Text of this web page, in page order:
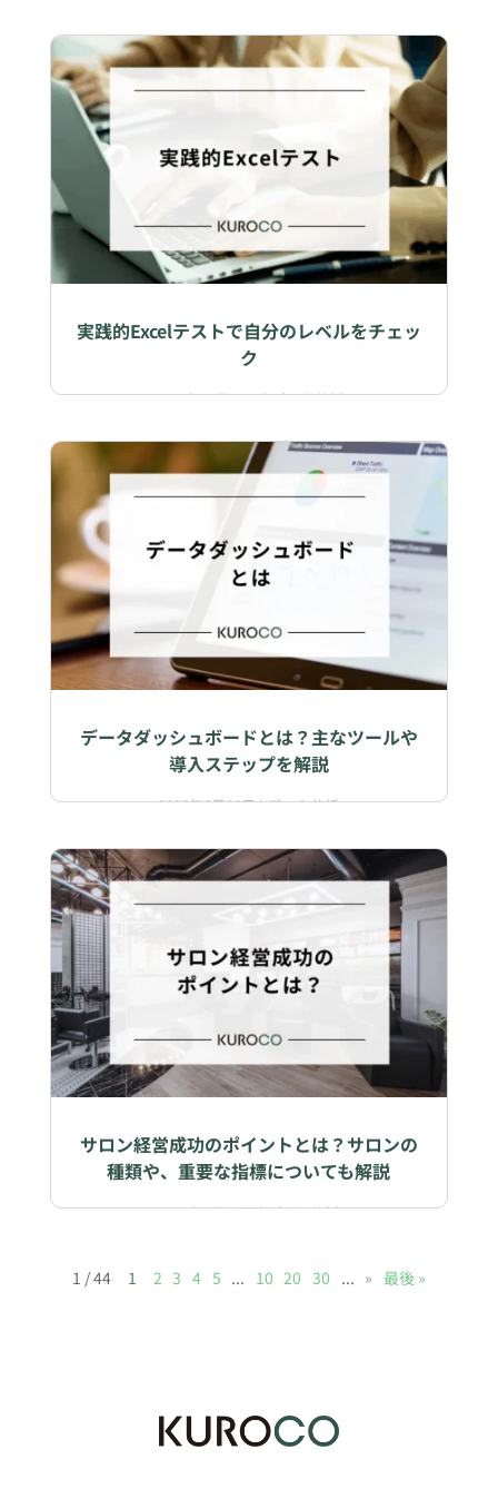
実践的Excelテストで自分のレベルをチェッ
ク
2025年11月24日|データ分析
データダッシュボードとは？主なツールや
導入ステップを解説
2025年6月06日|データ分析
サロン経営成功のポイントとは？サロンの
種類や、重要な指標についても解説
2025年4月28日|データ分析
1 / 44 1 2 3 4 5 ... 10 20 30 ... » 最後 »